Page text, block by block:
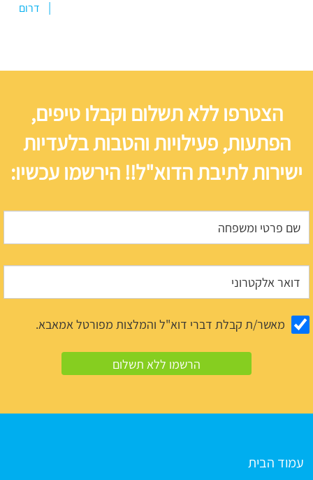
דרום
הצטרפו ללא תשלום וקבלו טיפים,
הפתעות, פעילויות והטבות בלעדיות
ישירות לתיבת הדוא"ל!! הירשמו עכשיו:
מאשר/ת קבלת דברי דוא"ל והמלצות מפורטל אמאבא.
עמוד הבית